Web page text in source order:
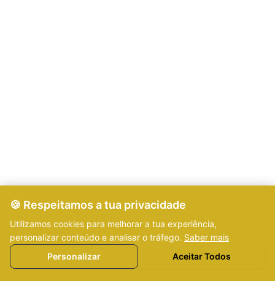
🍪 Respeitamos a tua privacidade
Utilizamos cookies para melhorar a tua experiência,
personalizar conteúdo e analisar o tráfego. Saber mais
Personalizar
Aceitar Todos